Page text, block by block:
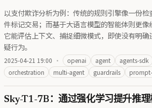
以支付欺诈分析为例：传统的规则引擎像一份
件标记交易；而基于大语言模型的智能体则更像
它能评估上下文、捕捉细微模式，即使没有明
疑行为。
2025-04-21 19:00 · openai agent agents-sdk
orchestration
multi-agent guardrails
Sky-T1-7B：通过强化学习提升推